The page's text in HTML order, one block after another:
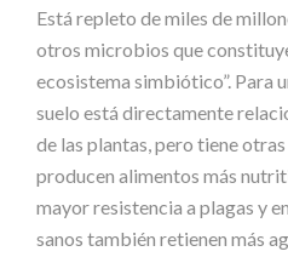
Está repleto demiles de
otros microbios que
ecosistema simbiótico”. Para
suelo está directamente
de las plantas,pero tieneotras
producen alimentos más
mayorresistencia a plagas y
sanos también retienen más